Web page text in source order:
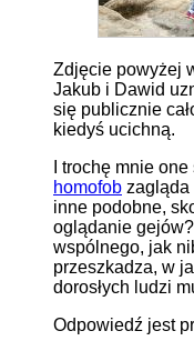
Zdjęcie powyżej
Jakub i Dawid
się publicznie
kiedyś ucichną.
I trochę mnie
homofob zagląda
inne podobne,
oglądanie
wspólnego, jak
przeszkadza, w
dorosłych ludzi
Odpowiedź jest